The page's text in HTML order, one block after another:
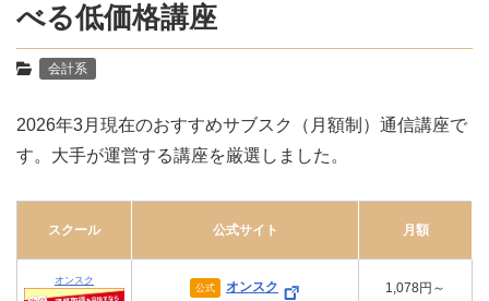
べる低価格講座
会計系
2026年3月現在のおすすめサブスク（月額制）通信講座で
す。大手が運営する講座を厳選しました。
スクール 公式サイト 月額
オンスク
公式 オンスク 1,078円～